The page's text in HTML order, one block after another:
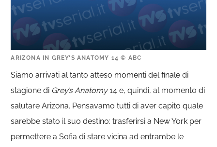
ARIZONA IN GREY’S ANATOMY 14 © ABC
Siamo arrivati al tanto atteso momenti del finale di
stagione di Grey’s Anatomy14 e, quindi, al momento di
salutare Arizona. Pensavamo tutti di aver capito quale
sarebbe stato il suo destino: trasferirsi a New York per
permettere a Sofia di stare vicina ad entrambe le